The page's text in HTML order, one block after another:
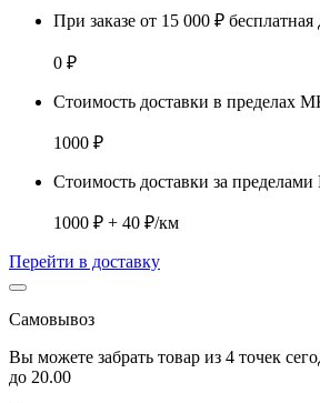
При заказе от 15 000 ₽ бесплатная
0 ₽
Стоимость доставки в пределах
1000 ₽
Стоимость доставки за
1000 ₽ + 40 ₽/км
Перейти в доставку
Самовывоз
Вы можете забрать товар из 4 точек
до 20.00